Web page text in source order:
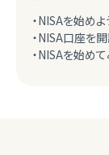
・NISAを始め
・NISA口座を
・NISAを始め